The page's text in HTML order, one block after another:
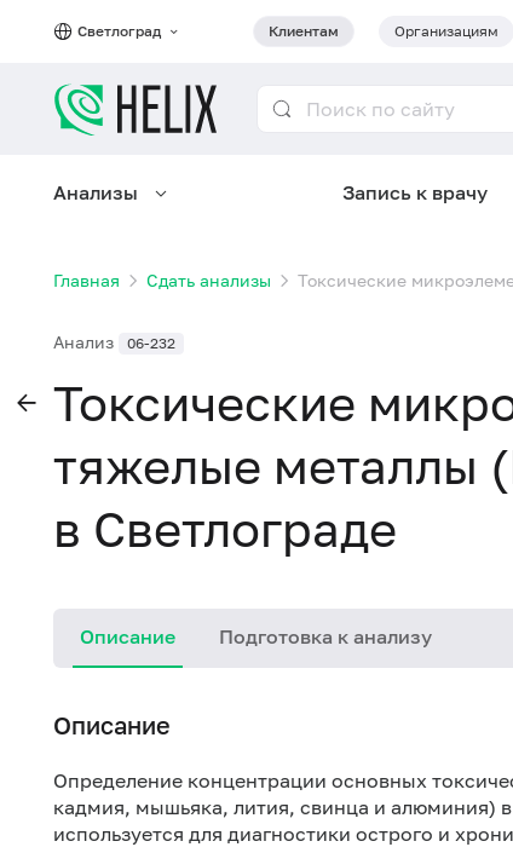
Светлоград Клиентам Организациям
Анализы Запись к врачу
Главная Сдать анализы Токсические
Анализ 06-232
Токсические
тяжелые металлы
в Светлограде
Описание Подготовка к анализу
Описание
Определение концентрации основных
кадмия, мышьяка, лития, свинца и алюминия)
используется для диагностики острого и